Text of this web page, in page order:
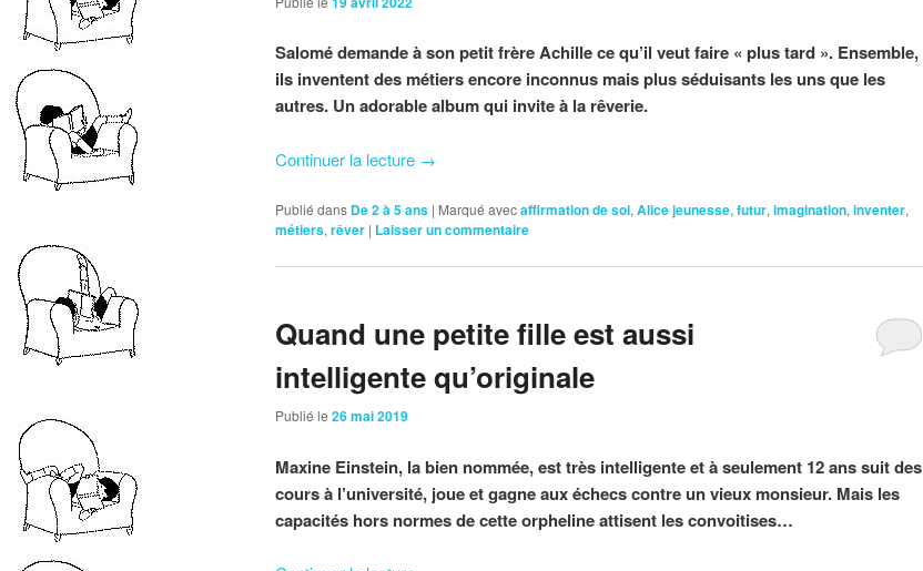
Salomé demande à son petit frère Achille ce qu’il veut faire « plus tard ». Ensemble,
ils inventent des métiers encore inconnus mais plus séduisants les uns que les
autres. Un adorable album qui invite à la rêverie.
Continuer la lecture →
Publié dans De 2 à 5 ans | Marqué avecaffirmation de soi, Alice jeunesse, futur, imagination, inventer,
métiers, rêver | Laisser un commentaire
Quand une petite fille est aussi
intelligente qu’originale
Publié le 26 mai 2019
Maxine Einstein, la bien nommée, est très intelligente et à seulement 12 ans suit des
cours à l’université, joue et gagne aux échecs contre un vieux monsieur. Mais les
capacités hors normes de cette orpheline attisent les convoitises…